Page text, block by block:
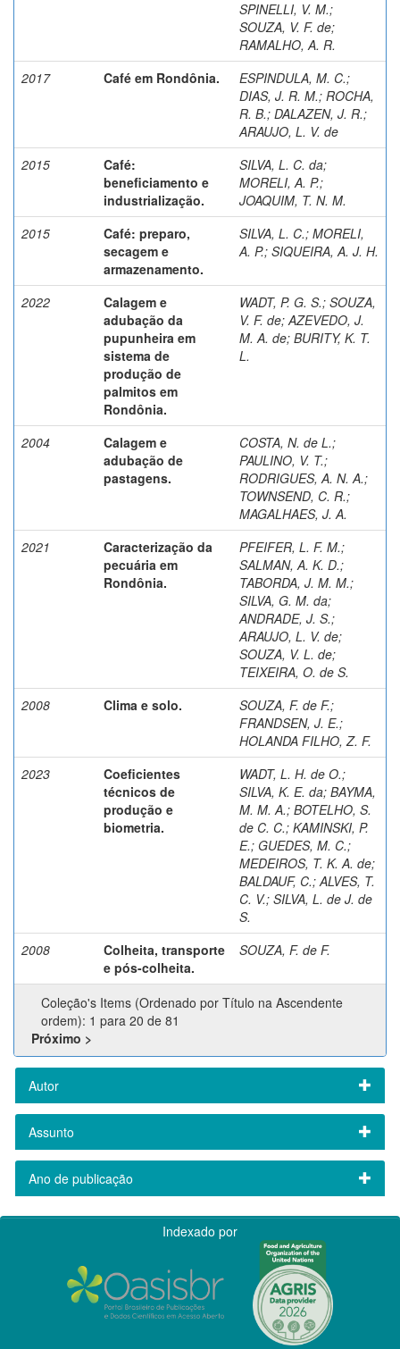
SPINELLI, V. M.;
SOUZA, V. F. de;
RAMALHO, A. R.
2017
Café em Rondônia. ESPINDULA, M. C.;
DIAS, J. R. M.; ROCHA,
R. B.; DALAZEN, J. R.;
ARAUJO, L. V. de
2015
Café:
beneficiamento e
industrialização.
SILVA, L. C. da;
MORELI, A. P.;
JOAQUIM, T. N. M.
2015
Café: preparo,
secagem e
armazenamento.
SILVA, L. C.; MORELI,
A. P.; SIQUEIRA, A. J. H.
2022
Calagem e
adubação da
pupunheira em
sistema de
produção de
palmitos em
Rondônia.
WADT, P. G. S.; SOUZA,
V. F. de; AZEVEDO, J.
M. A. de; BURITY, K. T.
L.
2004
Calagem e
adubação de
pastagens.
COSTA, N. de L.;
PAULINO, V. T.;
RODRIGUES, A. N. A.;
TOWNSEND, C. R.;
MAGALHAES, J. A.
2021
Caracterização da
pecuária em
Rondônia.
PFEIFER, L. F. M.;
SALMAN, A. K. D.;
TABORDA, J. M. M.;
SILVA, G. M. da;
ANDRADE, J. S.;
ARAUJO, L. V. de;
SOUZA, V. L. de;
TEIXEIRA, O. de S.
2008
Clima e solo. SOUZA, F. de F.;
FRANDSEN, J. E.;
HOLANDA FILHO, Z. F.
2023
Coeficientes
técnicos de
produção e
biometria.
WADT, L. H. de O.;
SILVA, K. E. da; BAYMA,
M. M. A.; BOTELHO, S.
de C. C.; KAMINSKI, P.
E.; GUEDES, M. C.;
MEDEIROS, T. K. A. de;
BALDAUF, C.; ALVES, T.
C. V.; SILVA, L. de J. de
S.
2008
Colheita, transporte
e pós-colheita.
SOUZA, F. de F.
Coleção's Items (Ordenado por Título na Ascendente
ordem): 1 para 20 de 81
Próximo >
Autor
Assunto
Ano de publicação
Indexado por